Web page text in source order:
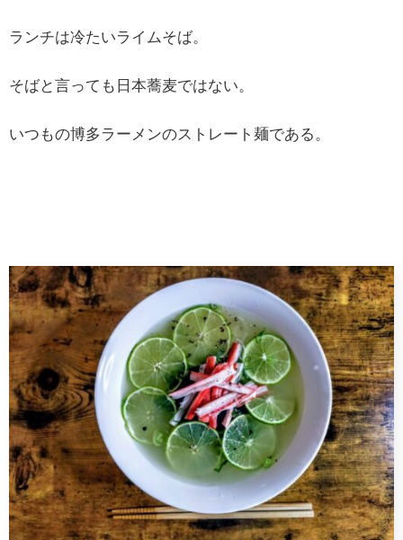
ランチは冷たいライムそば。
そばと言っても日本蕎麦ではない。
いつもの博多ラーメンのストレート麺である。